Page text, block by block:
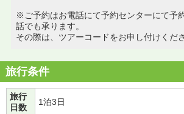
※ご予約はお電話にて予約センターにて予
話でも承ります。
その際は、ツアーコードをお申し付けくださ
旅行条件
旅行
日数
1泊3日